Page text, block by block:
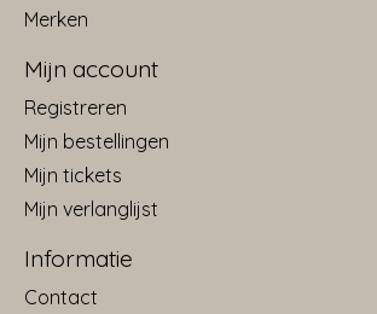
Merken
Mijn account
Registreren
Mijn bestellingen
Mijn tickets
Mijn verlanglijst
Informatie
Contact